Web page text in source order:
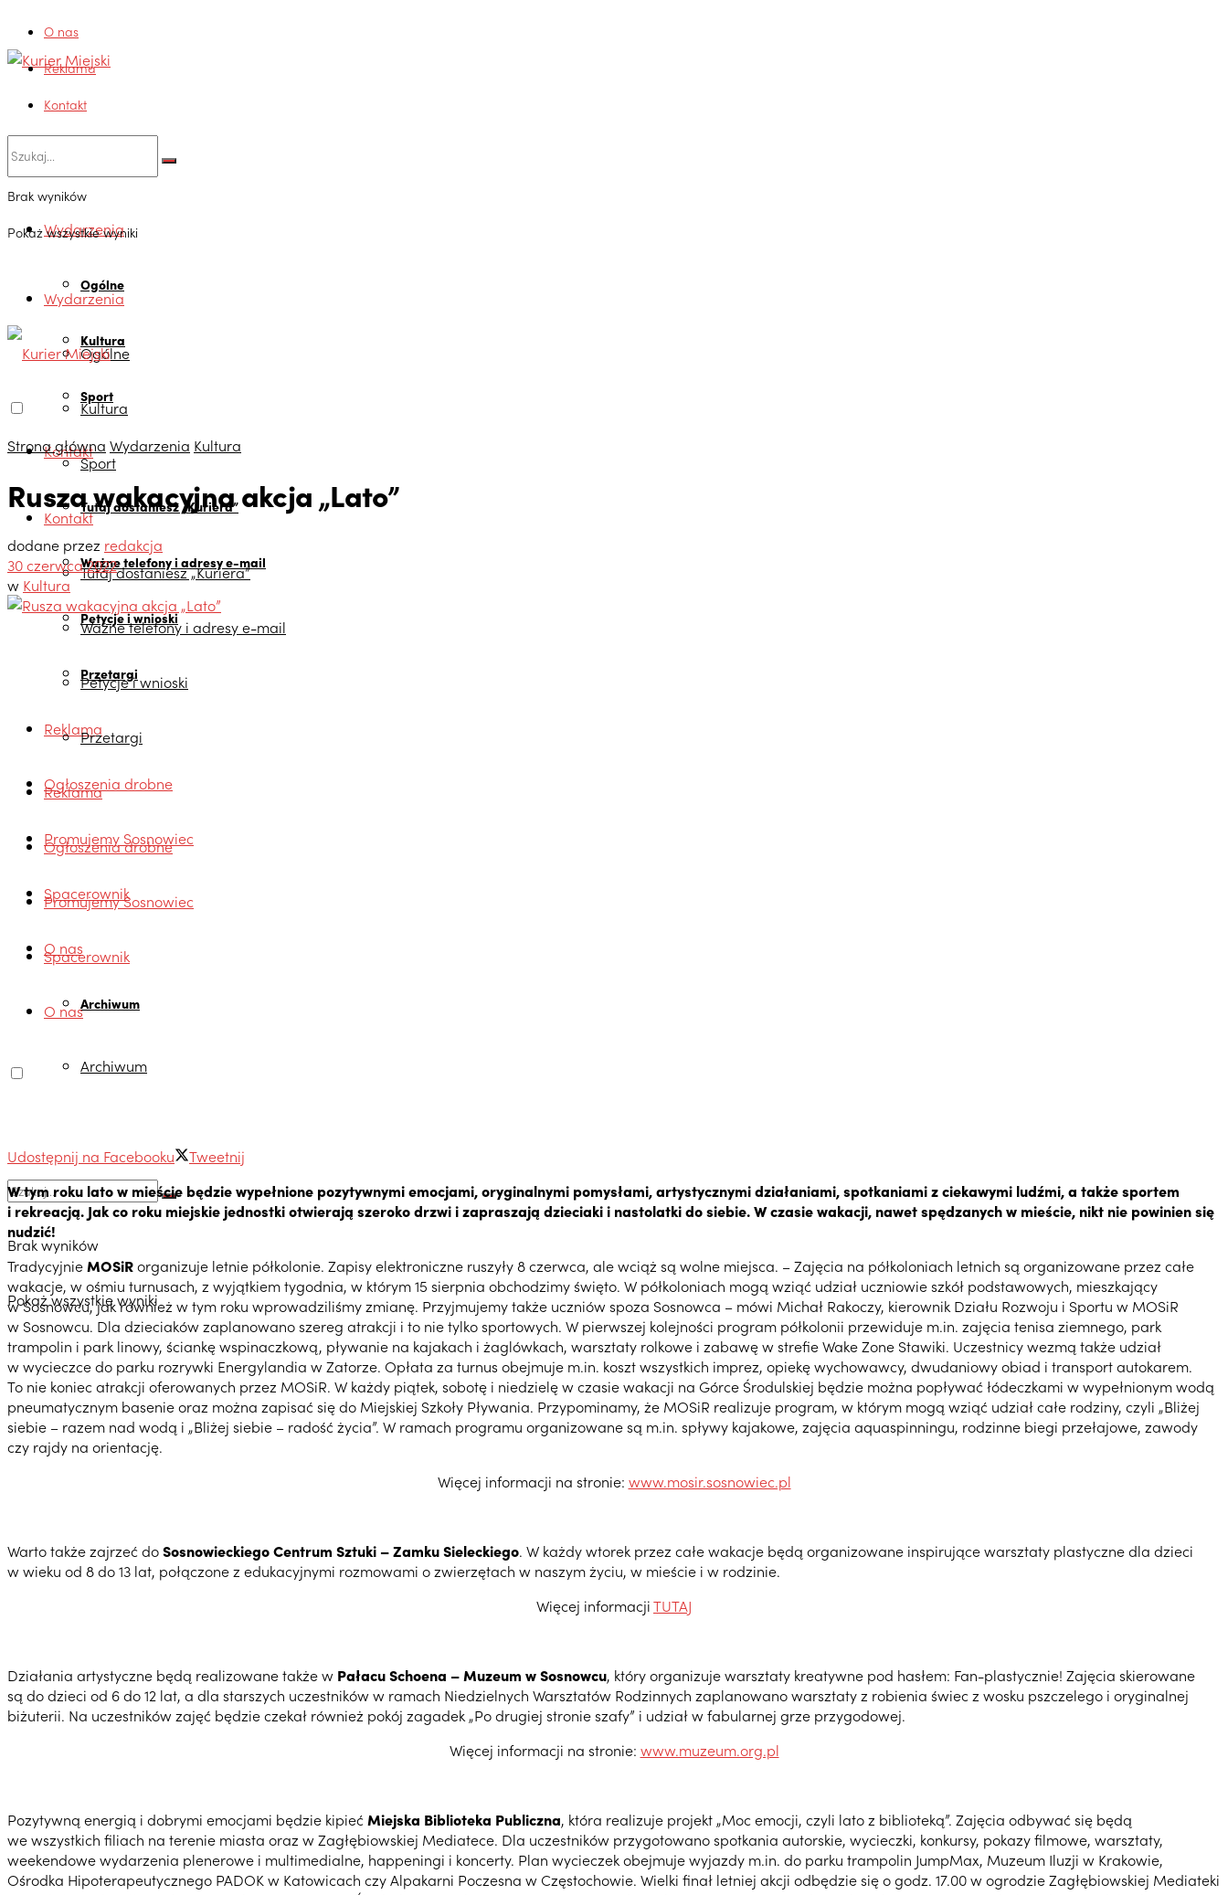
O nas
Reklama
Kontakt
Brak wyników
Pokaż wszystkie wyniki
Wydarzenia
Ogólne
Kultura
Sport
Kontakt
Tutaj dostaniesz „Kuriera”
Ważne telefony i adresy e-mail
Petycje i wnioski
Przetargi
Reklama
Ogłoszenia drobne
Promujemy Sosnowiec
Spacerownik
O nas
Archiwum
Wydarzenia
Ogólne
Kultura
Sport
Kontakt
Tutaj dostaniesz „Kuriera”
Ważne telefony i adresy e-mail
Petycje i wnioski
Przetargi
Reklama
Ogłoszenia drobne
Promujemy Sosnowiec
Spacerownik
O nas
Archiwum
Brak wyników
Pokaż wszystkie wyniki
Strona główna Wydarzenia Kultura
Rusza wakacyjna akcja „Lato”
dodane przez redakcja
30 czerwca 2022
w Kultura
Udostępnij na Facebooku
Tweetnij
W tym roku lato w mieście będzie wypełnione pozytywnymi emocjami, oryginalnymi pomysłami, artystycznymi działaniami, spotkaniami z ciekawymi ludźmi, a także sportem
i rekreacją. Jak co roku miejskie jednostki otwierają szeroko drzwi i zapraszają dzieciaki i nastolatki do siebie. W czasie wakacji, nawet spędzanych w mieście, nikt nie powinien się
nudzić!
TradycyjnieMOSiRorganizuje letnie półkolonie. Zapisy elektroniczne ruszyły 8 czerwca, ale wciąż są wolne miejsca. – Zajęcia na półkoloniach letnich są organizowane przez całe
wakacje, w ośmiu turnusach, z wyjątkiem tygodnia, w którym 15 sierpnia obchodzimy święto. W półkoloniach mogą wziąć udział uczniowie szkół podstawowych, mieszkający
w Sosnowcu, jak również w tym roku wprowadziliśmy zmianę. Przyjmujemy także uczniów spoza Sosnowca – mówi Michał Rakoczy, kierownik Działu Rozwoju i Sportu w MOSiR
w Sosnowcu. Dla dzieciaków zaplanowano szereg atrakcji i to nie tylko sportowych. W pierwszej kolejności program półkolonii przewiduje m.in. zajęcia tenisa ziemnego, park
trampolin i park linowy, ściankę wspinaczkową, pływanie na kajakach i żaglówkach, warsztaty rolkowe i zabawę w strefie Wake Zone Stawiki. Uczestnicy wezmą także udział
w wycieczce do parku rozrywki Energylandia w Zatorze. Opłata za turnus obejmuje m.in. koszt wszystkich imprez, opiekę wychowawcy, dwudaniowy obiad i transport autokarem.
To nie koniec atrakcji oferowanych przez MOSiR. W każdy piątek, sobotę i niedzielę w czasie wakacji na Górce Środulskiej będzie można popływać łódeczkami w wypełnionym wodą
pneumatycznym basenie oraz można zapisać się do Miejskiej Szkoły Pływania. Przypominamy, że MOSiR realizuje program, w którym mogą wziąć udział całe rodziny, czyli „Bliżej
siebie – razem nad wodą i „Bliżej siebie – radość życia”. W ramach programu organizowane są m.in. spływy kajakowe, zajęcia aquaspinningu, rodzinne biegi przełajowe, zawody
czy rajdy na orientację.
Więcej informacji na stronie: www.mosir.sosnowiec.pl
Warto także zajrzeć doSosnowieckiego Centrum Sztuki – Zamku Sieleckiego. W każdy wtorek przez całe wakacje będą organizowane inspirujące warsztaty plastyczne dla dzieci
w wieku od 8 do 13 lat, połączone z edukacyjnymi rozmowami o zwierzętach w naszym życiu, w mieście i w rodzinie.
Więcej informacjiTUTAJ
Działania artystyczne będą realizowane także w Pałacu Schoena – Muzeum w Sosnowcu, który organizuje warsztaty kreatywne pod hasłem: Fan-plastycznie! Zajęcia skierowane
są do dzieci od 6 do 12 lat, a dla starszych uczestników w ramach Niedzielnych Warsztatów Rodzinnych zaplanowano warsztaty z robienia świec z wosku pszczelego i oryginalnej
biżuterii. Na uczestników zajęć będzie czekał również pokój zagadek „Po drugiej stronie szafy” i udział w fabularnej grze przygodowej.
Więcej informacji na stronie: www.muzeum.org.pl
Pozytywną energią i dobrymi emocjami będzie kipiećMiejska Biblioteka Publiczna, która realizuje projekt „Moc emocji, czyli lato z biblioteką”. Zajęcia odbywać się będą
we wszystkich filiach na terenie miasta oraz w Zagłębiowskiej Mediatece. Dla uczestników przygotowano spotkania autorskie, wycieczki, konkursy, pokazy filmowe, warsztaty,
weekendowe wydarzenia plenerowe i multimedialne, happeningi i koncerty. Plan wycieczek obejmuje wyjazdy m.in. do parku trampolin JumpMax, Muzeum Iluzji w Krakowie,
Ośrodka Hipoterapeutycznego PADOK w Katowicach czy Alpakarni Poczesna w Częstochowie. Wielki finał letniej akcji odbędzie się o godz. 17.00 w ogrodzie Zagłębiowskiej Mediateki